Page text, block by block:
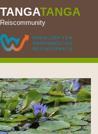
TANGATANGA
Reiscommunity